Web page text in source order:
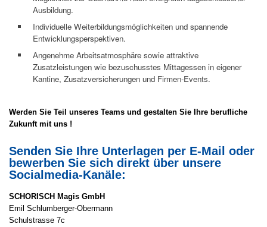
Ausbildung.
Individuelle Weiterbildungsmöglichkeiten und spannende
Entwicklungsperspektiven.
Angenehme Arbeitsatmosphäre sowie attraktive
Zusatzleistungen wie bezuschusstes Mittagessen in eigener
Kantine, Zusatzversicherungen und Firmen-Events.
Werden Sie Teil unseres Teams und gestalten Sie Ihre berufliche
Zukunft mit uns !
Senden Sie Ihre Unterlagen per E-Mail oder
bewerben Sie sich direkt über unsere
Socialmedia-Kanäle:
SCHORISCH Magis GmbH
Emil Schlumberger-Obermann
Schulstrasse 7c